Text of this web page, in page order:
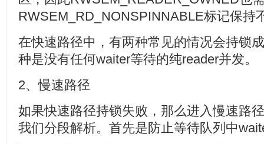
RWSEM_RD_NONSPINNABLE标记保持
在快速路径中，有两种常见的情况会持锁
种是没有任何waiter等待的纯reader并发。
2、慢速路径
如果快速路径持锁失败，那么进入慢速路
我们分段解析。首先是防止等待队列中